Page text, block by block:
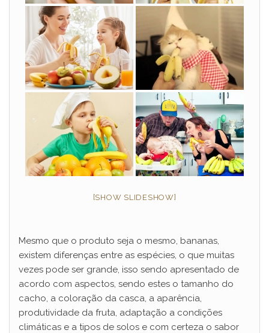
[SHOW SLIDESHOW]
Mesmo que o produto seja o mesmo, bananas,
existem diferenças entre as espécies, o que muitas
vezes pode ser grande, isso sendo apresentado de
acordo com aspectos, sendo estes o tamanho do
cacho, a coloração da casca, a aparência,
produtividade da fruta, adaptação a condições
climáticas e a tipos de solos e com certeza o sabor